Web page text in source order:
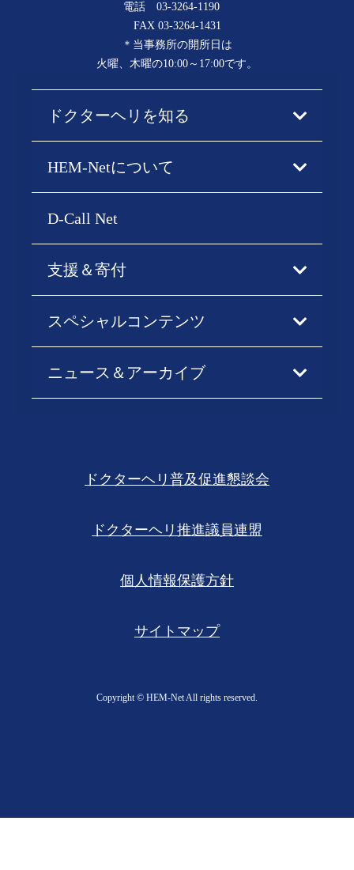
電話 03-3264-1190
FAX 03-3264-1431
＊当事務所の開所日は
火曜、木曜の10:00～17:00です。
ドクターヘリを知る
HEM-Netについて
D-Call Net
支援＆寄付
スペシャルコンテンツ
ニュース＆アーカイブ
ドクターヘリ普及促進懇談会
ドクターヘリ推進議員連盟
個人情報保護方針
サイトマップ
Copyright ©︎ HEM-Net All rights reserved.